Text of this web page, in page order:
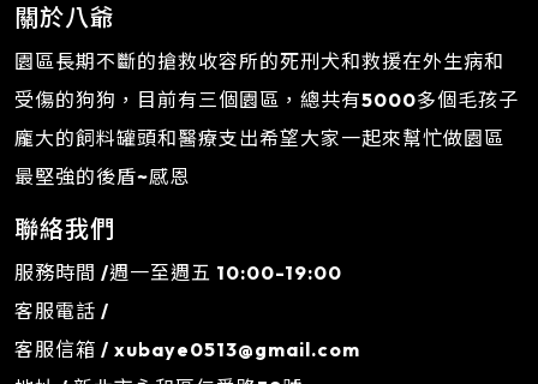
關於八爺
園區長期不斷的搶救收容所的死刑犬和救援在外生病和
受傷的狗狗，目前有三個園區，總共有5000多個毛孩子
龐大的飼料罐頭和醫療支出希望大家一起來幫忙做園區
最堅強的後盾~感恩
聯絡我們
服務時間 /週一至週五 10:00-19:00
客服電話 /
客服信箱 / xubaye0513@gmail.com